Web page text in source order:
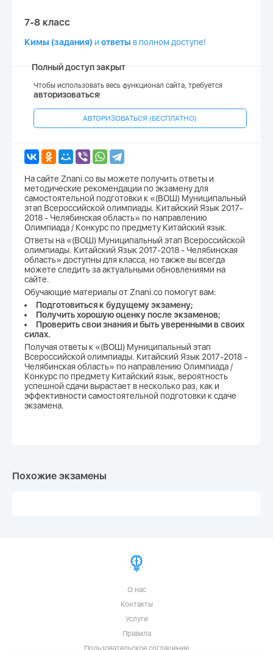
7-8 класс
Кимы (задания) и ответы в полном доступе!
Полный доступ закрыт
Чтобы использовать весь функционал сайта, требуется
авторизоваться!
АВТОРИЗОВАТЬСЯ (БЕСПЛАТНО)
На сайте Znani.co вы можете получить ответы и
методические рекомендации по экзамену для
самостоятельной подготовки к «(ВОШ) Муниципальный
этап Всероссийской олимпиады. Китайский Язык 2017-
2018 - Челябинская область» по направлению
Олимпиада / Конкурс по предмету Китайский язык.
Ответы на «(ВОШ) Муниципальный этап Всероссийской
олимпиады. Китайский Язык 2017-2018 - Челябинская
область» доступны для класса, но также вы всегда
можете следить за актуальными обновлениями на
сайте.
Обучающие материалы от Znani.co помогут вам:
Подготовиться к будущему экзамену;
Получить хорошую оценку после экзаменов;
Проверить свои знания и быть уверенными в своих
силах.
Получая ответы к «(ВОШ) Муниципальный этап
Всероссийской олимпиады. Китайский Язык 2017-2018 -
Челябинская область» по направлению Олимпиада /
Конкурс по предмету Китайский язык, вероятность
успешной сдачи вырастает в несколько раз, как и
эффективности самостоятельной подготовки к сдаче
экзамена.
Похожие экзамены
О нас
Контакты
Услуги
Правила